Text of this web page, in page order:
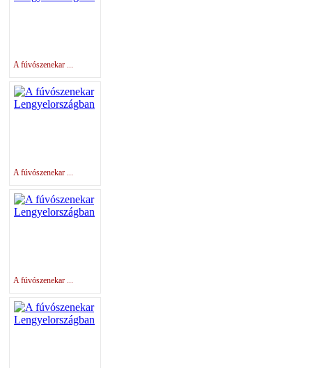
A fúvószenekar ...
A fúvószenekar ...
A fúvószenekar ...